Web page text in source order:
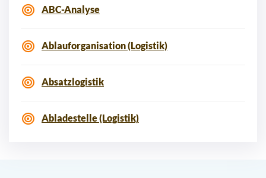
ABC-Analyse
Ablauforganisation (Logistik)
Absatzlogistik
Abladestelle (Logistik)